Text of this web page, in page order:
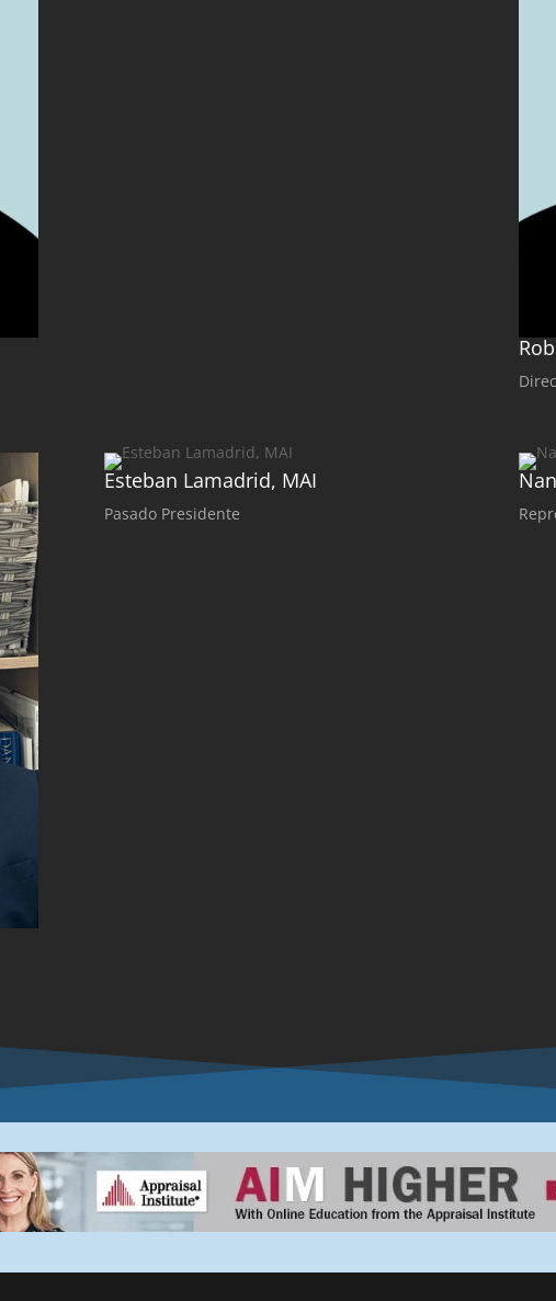
Esteban Lamadrid, MAI
Pasado Presidente